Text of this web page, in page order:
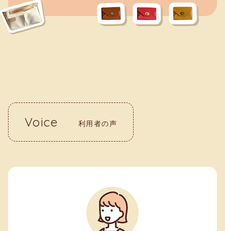
Voice 利用者の声